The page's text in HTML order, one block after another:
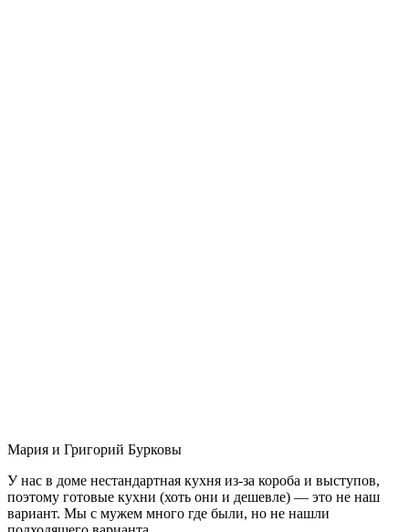
Мария и Григорий Бурковы
У нас в доме нестандартная кухня из-за короба и выступов,
поэтому готовые кухни (хоть они и дешевле) — это не наш
вариант. Мы с мужем много где были, но не нашли